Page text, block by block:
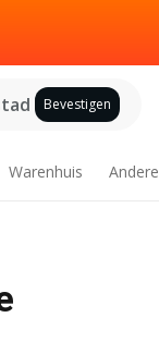
Bevestigen
Warenhuis Andere